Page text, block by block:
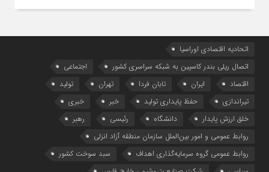
اتحادیه اقتصادی اوراسیا
اتصال ریلی بندر کاسپین به شبکه سراسری کشور
اجتماعی
اقتصاد
ایران تابان فردا تهران
تولید
تیراندازی
حفظ پایداری تولید خبر
خبری
خلق ارزش پایدار
دانشگاه رئیسی
رهبر
روابط عمومی و امور بین‌الملل سازمان منطقه آزاد انزلی
روابط عمومی گروه سرمایه‌گذاری اهداف
سبد سوخت کشور